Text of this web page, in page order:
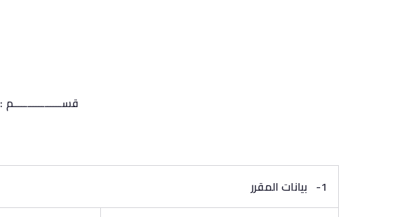
قســـــــــــــــــم :
1- بيانات المقرر